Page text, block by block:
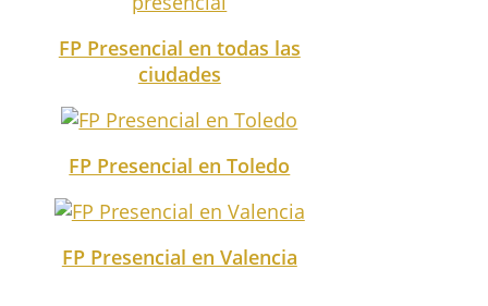
FP Presencial en todas las
ciudades
FP Presencial en Toledo
FP Presencial en Valencia